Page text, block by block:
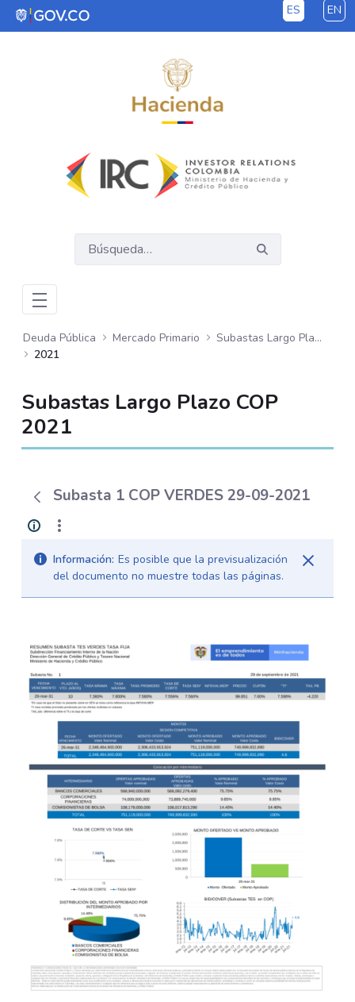
Saltar al contenido principal ES EN
Deuda Pública Mercado Primario
Subastas Largo Plazo - COP
2021
Subastas Largo Plazo COP
2021
Subasta 1 COP VERDES 29-09-2021
Información: Es posible que la previsualización
del documento no muestre todas las páginas.